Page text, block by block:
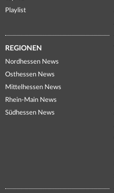
Playlist
REGIONEN
Nordhessen News
Osthessen News
Mittelhessen News
Rhein-Main News
Südhessen News